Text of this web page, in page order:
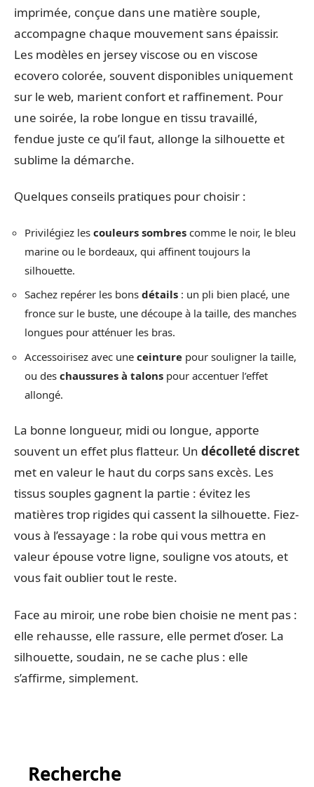
imprimée, conçue dans une matière souple,
accompagne chaque mouvement sans épaissir.
Les modèles en jersey viscose ou en viscose
ecovero colorée, souvent disponibles uniquement
sur le web, marient confort et raffinement. Pour
une soirée, la robe longue en tissu travaillé,
fendue juste ce qu’il faut, allonge la silhouette et
sublime la démarche.
Quelques conseils pratiques pour choisir :
Privilégiez les couleurs sombres comme le noir, le bleu
marine ou le bordeaux, qui affinent toujours la
silhouette.
Sachez repérer les bons détails : un pli bien placé, une
fronce sur le buste, une découpe à la taille, des manches
longues pour atténuer les bras.
Accessoirisez avec une ceinture pour souligner la taille,
ou des chaussures à talons pour accentuer l’effet
allongé.
La bonne longueur, midi ou longue, apporte
souvent un effet plus flatteur. Un décolleté discret
met en valeur le haut du corps sans excès. Les
tissus souples gagnent la partie : évitez les
matières trop rigides qui cassent la silhouette. Fiez-
vous à l’essayage : la robe qui vous mettra en
valeur épouse votre ligne, souligne vos atouts, et
vous fait oublier tout le reste.
Face au miroir, une robe bien choisie ne ment pas :
elle rehausse, elle rassure, elle permet d’oser. La
silhouette, soudain, ne se cache plus : elle
s’affirme, simplement.
Recherche